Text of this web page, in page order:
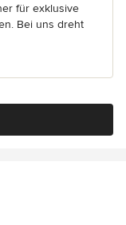
für exklusive
Bei uns dreht